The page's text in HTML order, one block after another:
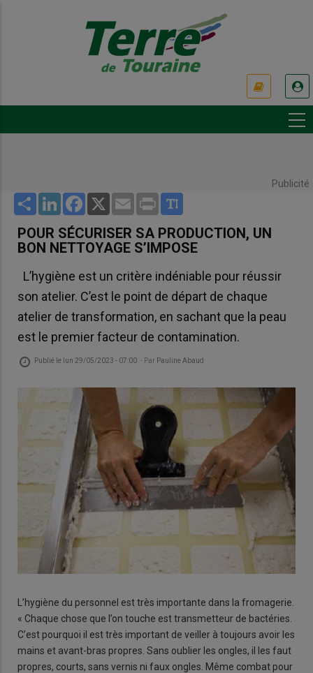
Publicité
Share LinkedInFacebook
X Email Print
POUR SÉCURISER SA PRODUCTION, UN
BON NETTOYAGE S’IMPOSE
L’hygiène est un critère indéniable pour réussir
son atelier. C’est le point de départ de chaque
atelier de transformation, en sachant que la peau
est le premier facteur de contamination.
Publié le lun 29/05/2023 - 07:00 - Par Pauline Abaud
L’hygiène du personnel est très importante dans la fromagerie.
« Chaque chose que l’on touche est transmetteur de bactéries.
C’est pourquoi il est très important de veiller à toujours avoir les
mains et avant-bras propres. Sans oublier les ongles, il les faut
propres, courts, sans vernis ni faux ongles. Même combat pour